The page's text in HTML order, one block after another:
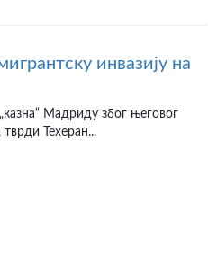
инвазију на
Мадриду због његовог
Техеран...